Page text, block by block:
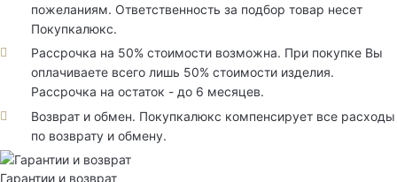
пожеланиям. Ответственность за подбор товар несет
Покупкалюкс.
Рассрочка на 50% стоимости возможна. При покупке Вы
оплачиваете всего лишь 50% стоимости изделия.
Рассрочка на остаток - до 6 месяцев.
Возврат и обмен. Покупкалюкс компенсирует все расходы
по возврату и обмену.
Гарантии и возврат